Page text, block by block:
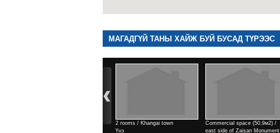
МАГАДГҮЙ ТАНЫ ХАЙЖ БУЙ БУСАД ТҮРЭЭС
Commercial space (50,9м2) /
east side of Zaisan Monument
Commercial space (142,5м2) /
east side of Zaisan Monument